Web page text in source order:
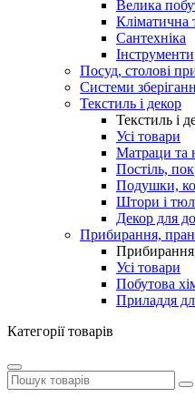
Велика
Кліматична
Сантехніка
Посуд, столові
Системи
Текстиль і декор
Текстиль і
Усі товари
Матраци та
Постіль,
Подушки,
Штори і
Декор для
Прибирання,
Усі товари
Побутова
Приладдя
Категорії товарів